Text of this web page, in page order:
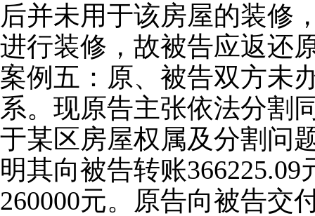
后并未用于该房屋的装修
进行装修，故被告应返还
案例五：原、被告双方未
系。现原告主张依法分割
于某区房屋权属及分割问
明其向被告转账
260000元。原告向被告交